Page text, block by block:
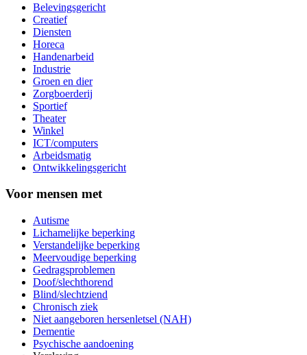
Belevingsgericht
Creatief
Diensten
Horeca
Handenarbeid
Industrie
Groen en dier
Zorgboerderij
Sportief
Theater
Winkel
ICT/computers
Arbeidsmatig
Ontwikkelingsgericht
Voor mensen met
Autisme
Lichamelijke beperking
Verstandelijke beperking
Meervoudige beperking
Gedragsproblemen
Doof/slechthorend
Blind/slechtziend
Chronisch ziek
Niet aangeboren hersenletsel (NAH)
Dementie
Psychische aandoening